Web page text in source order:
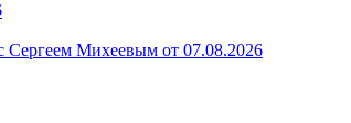
Сергеем Михеевым от 07.08.2026